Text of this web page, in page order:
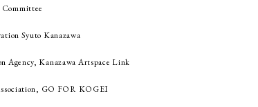
Syuto Kanazawa
Agency, Kanazawa Artspace Link
GO FOR KOGEI